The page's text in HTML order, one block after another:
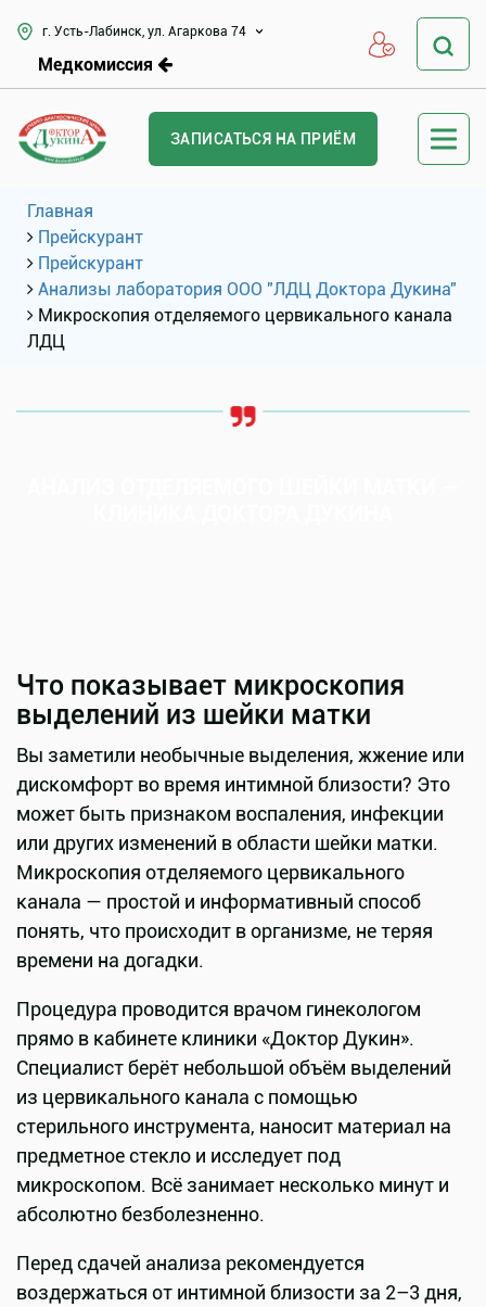
г. Усть-Лабинск, ул. Агаркова 74
Медкомиссия
ЗАПИСАТЬСЯ НА ПРИЁМ
Главная
Прейскурант
Прейскурант
Анализы лаборатория ООО "ЛДЦ Доктора Дукина"
Микроскопия отделяемого цервикального канала
ЛДЦ
Что показывает микроскопия
выделений из шейки матки
Вы заметили необычные выделения, жжение или
дискомфорт во время интимной близости? Это
может быть признаком воспаления, инфекции
или других изменений в области шейки матки.
Микроскопия отделяемого цервикального
канала — простой и информативный способ
понять, что происходит в организме, не теряя
времени на догадки.
Процедура проводится врачом гинекологом
прямо в кабинете клиники «Доктор Дукин».
Специалист берёт небольшой объём выделений
из цервикального канала с помощью
стерильного инструмента, наносит материал на
предметное стекло и исследует под
микроскопом. Всё занимает несколько минут и
абсолютно безболезненно.
Перед сдачей анализа рекомендуется
воздержаться от интимной близости за 2–3 дня,